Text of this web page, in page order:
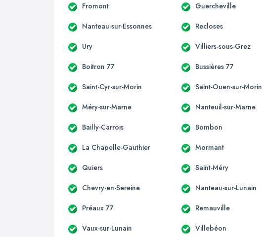
Fromont Guercheville
Nanteau-sur-Essonnes Recloses
Ury Villiers-sous-Grez
Boitron 77 Bussières 77
Saint-Cyr-sur-Morin Saint-Ouen-sur-Morin
Méry-sur-Marne Nanteuil-sur-Marne
Bailly-Carrois Bombon
La Chapelle-Gauthier Mormant
Quiers Saint-Méry
Chevry-en-Sereine Nanteau-sur-Lunain
Préaux 77 Remauville
Vaux-sur-Lunain Villebéon